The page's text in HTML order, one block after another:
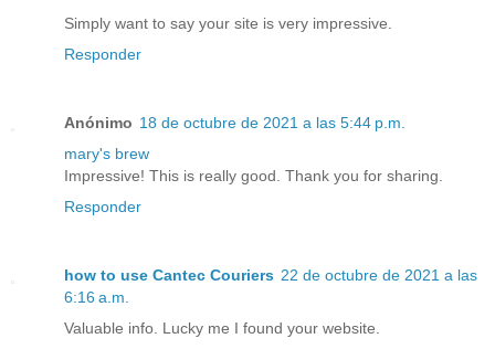
Simply want to say your site is very impressive.
Responder
Anónimo 18 de octubre de 2021 a las 5:44 p.m.
mary's brew
Impressive! This is really good. Thank you for sharing.
Responder
how to use Cantec Couriers 22 de octubre de 2021 a las
6:16 a.m.
Valuable info. Lucky me I found your website.